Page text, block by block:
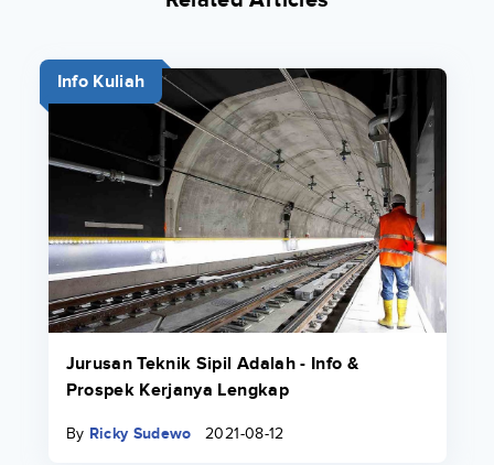
Info Kuliah
Jurusan Teknik Sipil Adalah - Info &
Prospek Kerjanya Lengkap
By Ricky Sudewo 2021-08-12